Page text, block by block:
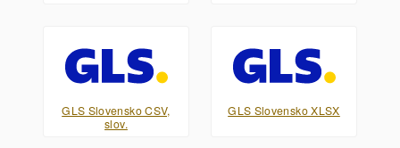
GLS Slovensko CSV,
slov.
GLS Slovensko XLSX